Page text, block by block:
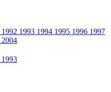
1992 1993 1994 1995 1996 1997
2004
1993